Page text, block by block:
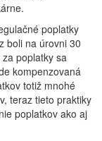
poplatky
boli na úrovni 30
poplatky sa
kompenzovaná
totiž mnohé
teraz tieto praktiky
poplatkov ako aj